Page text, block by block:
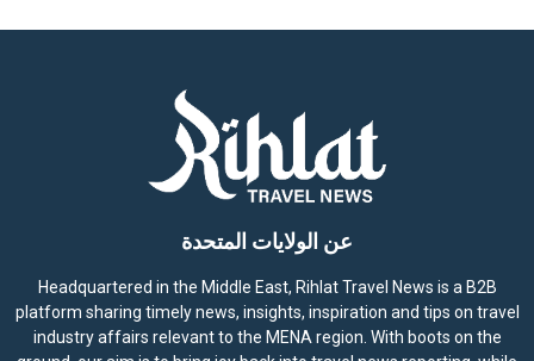
عن الولايات المتحدة
Headquartered in the Middle East, Rihlat Travel News is a B2B
platform sharing timely news, insights, inspiration and tips on travel
industry affairs relevant to the MENA region. With boots on the